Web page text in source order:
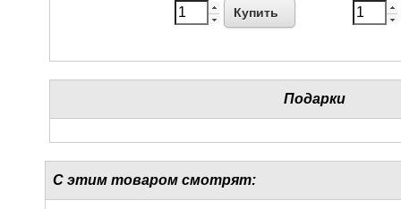
Купить
Подарки
С этим товаром смотрят: